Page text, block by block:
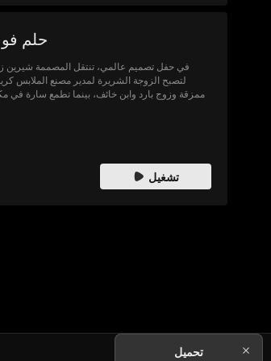
حلم
في حفل تصميم عالمي، تنتقل المصممة شيرين
لتصبح الزوجة الشريرة لمدير مصنع الملابس
ممزقة وزوج بارد وابن خائف، بينما تطمع سارة في
تشغيل
تحميل